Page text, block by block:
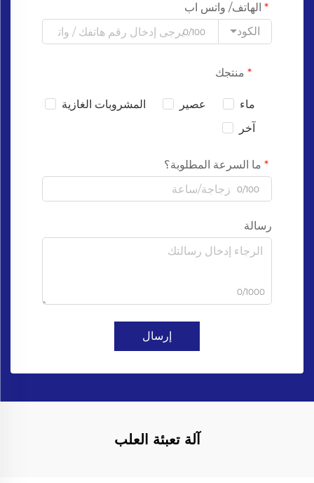
الهاتف/ واتس اب
الكود
0/100
منتجك
ماء عصير
المشروبات الغازية
آخر
ما السرعة المطلوبة؟
0/100
رسالة
0/1000
إرسال
آلة تعبئة العلب